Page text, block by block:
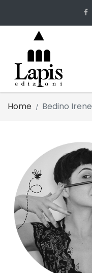
Home Bedino Irene